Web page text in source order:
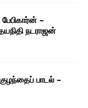
–
நடராஜன்
பாடல் –